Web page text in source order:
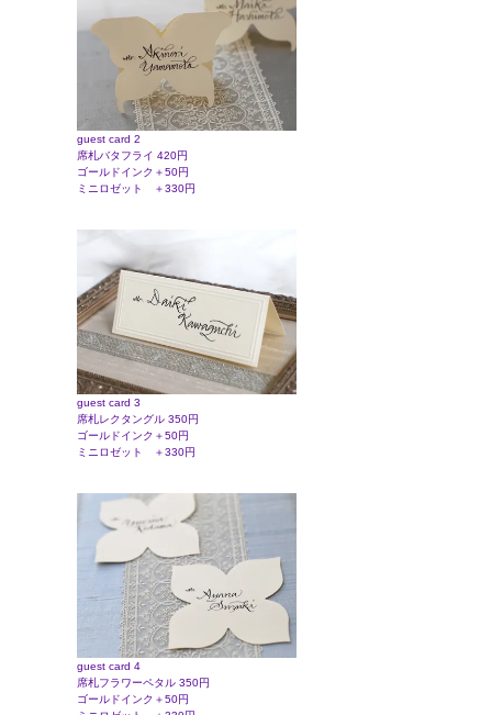
guest card 2
席札バタフライ 420円
ゴールドインク＋50円
ミニロゼット ＋330円
guest card 3
席札レクタングル 350円
ゴールドインク＋50円
ミニロゼット ＋330円
guest card 4
席札フラワーペタル 350円
ゴールドインク＋50円